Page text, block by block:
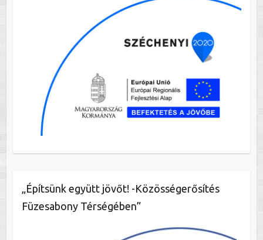
„Építsünk együtt jövőt! -Közösségerősítés
Füzesabony Térségében”